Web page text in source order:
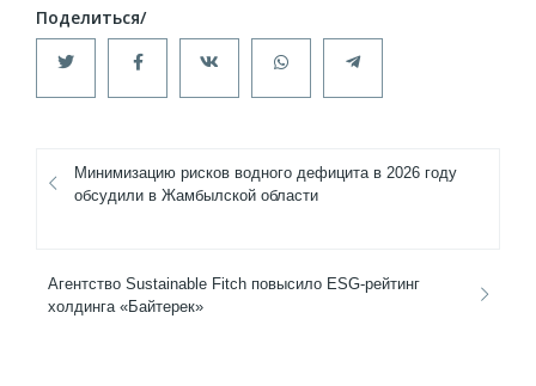
Минимизацию рисков водного дефицита в 2026 году
обсудили в Жамбылской области
Агентство Sustainable Fitch повысило ESG-рейтинг
холдинга «Байтерек»